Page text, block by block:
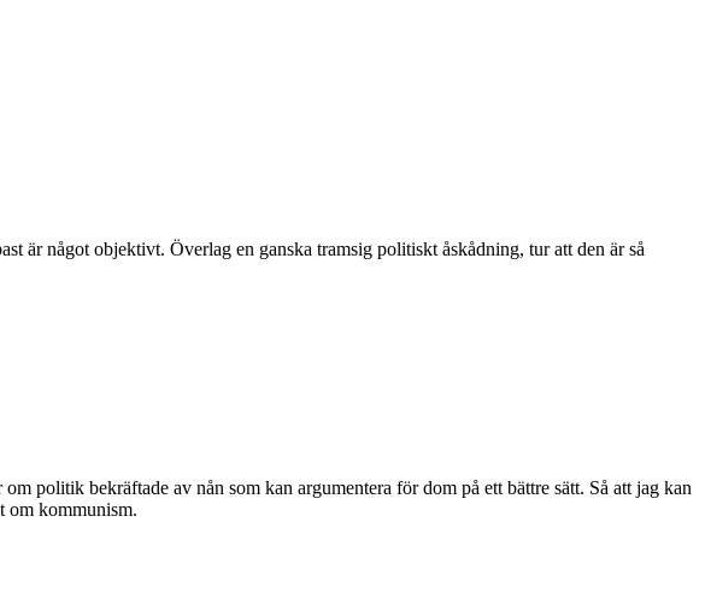
är något objektivt. Överlag en ganska tramsig politiskt åskådning, tur att den är så
politik bekräftade av nån som kan argumentera för dom på ett bättre sätt. Så att jag kan
om kommunism.